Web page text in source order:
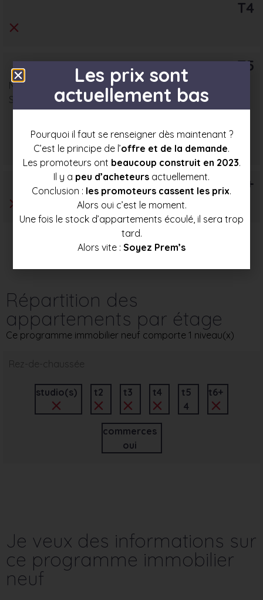
T4
T5
Nombre : 4
Surface moyenne : 78 m²
Prix mini
303 500 €
Prix moyen
322 000 €
Prix max
340 000 €
T6+
Répartition des
appartements par étage
Ce programme immobilier neuf comporte 1 niveau(x)
Rez-de-chaussée
studio(s) t2 t3 t4
t5
4
t6+
commerces
oui
Je veux des informations sur
ce programme immobilier
neuf
Les prix sont
actuellement bas
Pourquoi il faut se renseigner dès maintenant ?
C’est le principe de l’offre et de la demande.
Les promoteurs ont beaucoup construit en 2023.
Il y a peu d’acheteurs actuellement.
Conclusion : les promoteurs cassent les prix.
Alors oui c’est le moment.
Une fois le stock d’appartements écoulé, il sera trop
tard.
Alors vite : Soyez Prem’s